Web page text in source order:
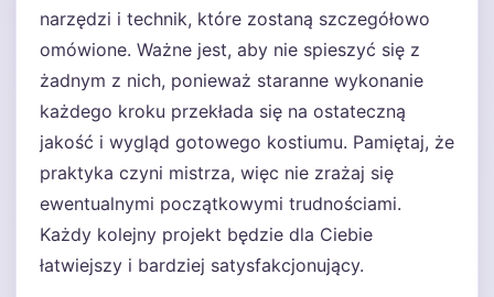
narzędzi i technik, które zostaną szczegółowo
omówione. Ważne jest, aby nie spieszyć się z
żadnym z nich, ponieważ staranne wykonanie
każdego kroku przekłada się na ostateczną
jakość i wygląd gotowego kostiumu. Pamiętaj, że
praktyka czyni mistrza, więc nie zrażaj się
ewentualnymi początkowymi trudnościami.
Każdy kolejny projekt będzie dla Ciebie
łatwiejszy i bardziej satysfakcjonujący.